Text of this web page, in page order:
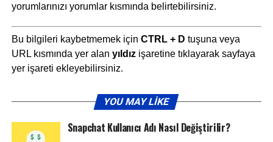
yorumlarınızı yorumlar kısmında belirtebilirsiniz.
Bu bilgileri kaybetmemek için CTRL + D tuşuna veya
URL kısmında yer alan yıldızişaretine tıklayarak sayfaya
yer işareti ekleyebilirsiniz.
YOU MAY LIKE
Snapchat Kullanıcı Adı Nasıl Değiştirilir?